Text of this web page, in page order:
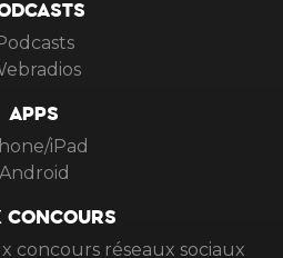
APPS
iPad
Android
CONCOURS
concours réseaux sociaux